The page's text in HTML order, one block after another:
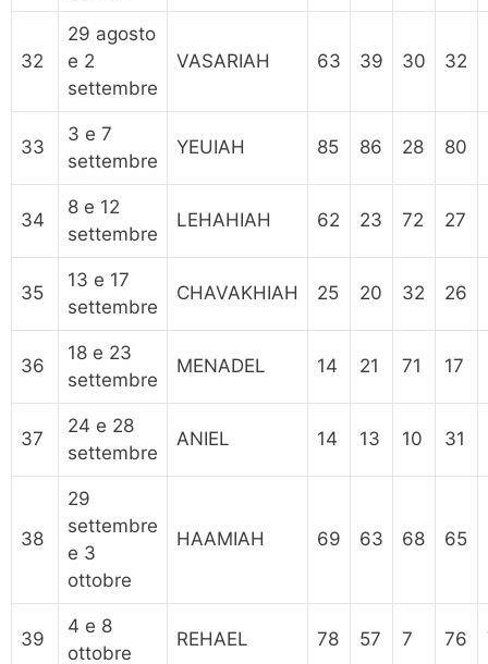
32
29 agosto
e 2
settembre
VASARIAH 63 39 30 32
33
3 e 7
settembre
YEUIAH 85 86 28 80
34
8 e 12
settembre
LEHAHIAH 62 23 72 27
35
13 e 17
settembre
CHAVAKHIAH 25 20 32 26
36
18 e 23
settembre
MENADEL 14 21 71 17
37
24 e 28
settembre
ANIEL 14 13 10 31
38
29
settembre
e 3
ottobre
HAAMIAH 69 63 68 65
39
4 e 8
ottobre
REHAEL 78 57 7 76